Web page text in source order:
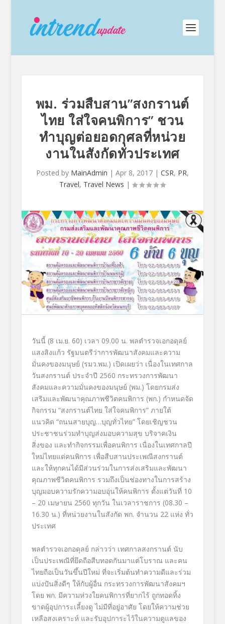
พม. ร่วมสืบสาน”สงกรานต์
ไทย ใส่ใจคนพิการ” ชวน
ทำบุญต่อยอดกุศลที่หน่วย
งานในสังกัดทั่วประเทศ
Posted by MainAdmin | Apr 8, 2017| CSR, PR,
Travel, Travel News |
วันนี้ (8 เม.ย. 60) เวลา 09.00 น. พลตำรวจเอกอดุลย์
แสงสิงแก้ว รัฐมนตรีว่าการพัฒนาสังคมและความ
มั่นคงของมนุษย์ (รมว.พม.) เปิดเผยว่า เนื่องในเทศกาล
วันสงกรานต์ ประจำปี 2560 กระทรวงการพัฒนา
สังคมและความมั่นคงของมนุษย์ (พม.) โดยกรมส่ง
เสริมและพัฒนาคุณภาพชีวิตคนพิการ (พก.) กำหนดจัด
กิจกรรม “สงกรานต์ไทย ใส่ใจคนพิการ” ภายใต้
แนวคิด “ถนนสายบุญ…บุญทั่วไทย” โดยเชิญชวน
ประชาชนร่วมทำบุญส่งมอบความสุข บริจาคเงิน
สิ่งของ และทำกิจกรรมเพื่อคนพิการ เนื่องในเทศกาลปี
ใหม่ไทยแด่คนพิการ เพื่อสืบสานประเพณีสงกรานต์
และให้ทุกคนได้มีส่วนร่วมในการส่งเสริมและพัฒนา
คุณภาพชีวิตคนพิการ รวมถึงเป็นช่องทางในการสร้าง
บุญมอบความรักความอบอุ่นให้คนพิการ ตั้งแต่วันที่ 10
– 20 เมษายน 2560 ทุกวัน ในเวลาราชการ (08.30 –
16.30 น.) ที่หน่วยงานในสังกัด พก. จำนวน 22 แห่ง ทั่ว
ประเทศ
พลตำรวจเอกอดุลย์ กล่าวว่า เทศกาลสงกรานต์ นับ
เป็นประเพณีที่ยึดถือสืบทอดกันมาแต่โบราณ และคน
ไทยถือเป็นวันขึ้นปีใหม่ ที่จะเริ่มต้นทำความดีและร่วม
แบ่งปันสิ่งดีๆ ให้กับผู้อื่น กระทรวงการพัฒนาสังคมฯ
โดย พก. มีความห่วงใยคนพิการที่ยากไร้ ถูกทอดทิ้ง
ขาดผู้อุปการะเลี้ยงดู ไม่มีที่อยู่อาศัย โดยให้ความช่วย
เหลือสงเคราะห์ และรับอุปการะไว้ในความดูแลของ